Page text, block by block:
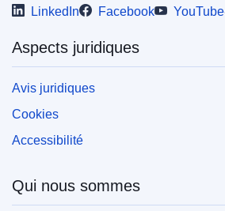
LinkedIn Facebook YouTube
Aspects juridiques
Avis juridiques
Cookies
Accessibilité
Qui nous sommes